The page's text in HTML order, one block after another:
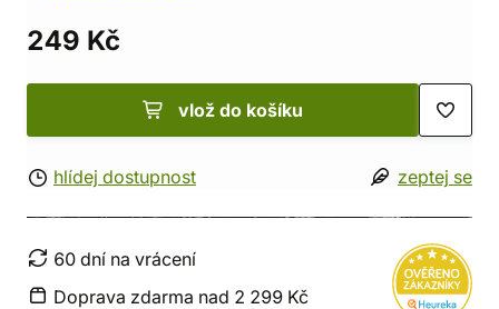
249 Kč
vlož do košíku
hlídej dostupnost zeptej se
60 dní na vrácení
Doprava zdarma nad 2 299 Kč